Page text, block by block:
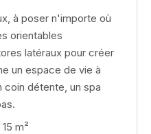
à poser n'importe où
orientables
latéraux pour créer
un espace de vie à
coin détente, un spa
m²